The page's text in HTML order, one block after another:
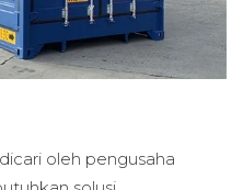
oleh pengusaha